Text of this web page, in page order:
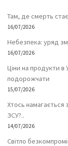
Там, де смерть
16/07/2026
Небезпека: уряд
16/07/2026
Ціни на продукти
подорожчати
15/07/2026
Хтось намагається
ЗСУ?..
14/07/2026
Світло